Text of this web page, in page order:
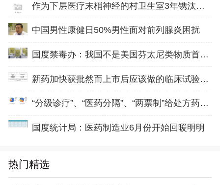
作为下层医疗末梢神经的村卫生室3年镌汰里1.2万家 ！
中国男性康健日50%男性面对前列腺炎困扰
国度禁毒办：我国不是美国芬太尼类物质首要来历!!!
新药加快获批然而上市后应该做的临床试验缺失36%！！！
“分级诊疗”、“医药分隔”、“两票制”给处方药营销带来庞大厘革
国度统计局：医药制造业6月份开始回暖明明
热门精选